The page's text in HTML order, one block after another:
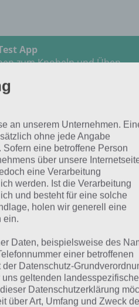
App
zum Knobeln und Üben
Rätsel vom 19.5.2024
1 Wort. Wenn du dort
um das tägliche Bonus
zum täglichen Rätsel und
vom 19.5.2024
mal, was vor einem Jahr,
an unserem Unternehmen.
ohne jede Angabe
eine betroffene Person
über unsere
eine Verarbeitung
werden. Ist die Verarbeitung
und besteht für eine solche
holen wir generell eine
ein.
Daten, beispielsweise des
einer betroffenen
Datenschutz-
geltenden
Datenschutzerklärung
über Art, Umfang und Zweck